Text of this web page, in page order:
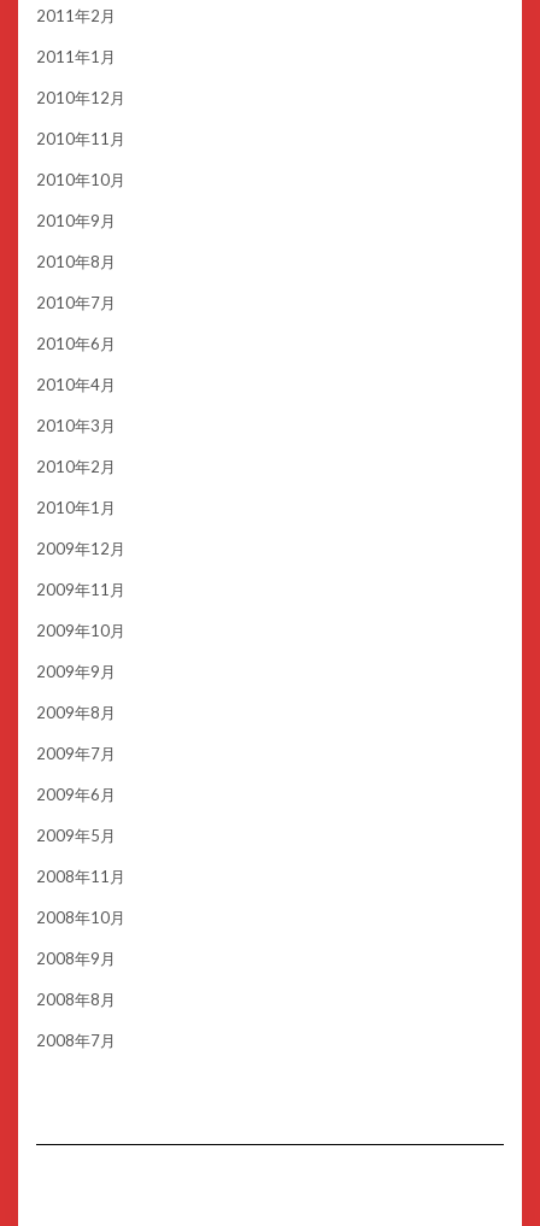
2011年2月
2011年1月
2010年12月
2010年11月
2010年10月
2010年9月
2010年8月
2010年7月
2010年6月
2010年4月
2010年3月
2010年2月
2010年1月
2009年12月
2009年11月
2009年10月
2009年9月
2009年8月
2009年7月
2009年6月
2009年5月
2008年11月
2008年10月
2008年9月
2008年8月
2008年7月